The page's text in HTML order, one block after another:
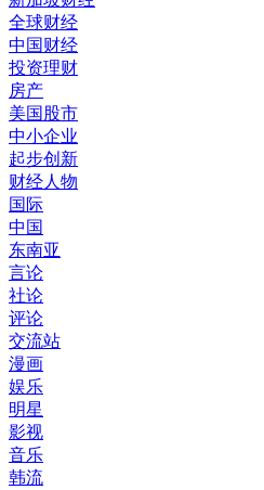
全球财经
中国财经
投资理财
房产
美国股市
中小企业
起步创新
财经人物
国际
中国
东南亚
言论
社论
评论
交流站
漫画
娱乐
明星
影视
音乐
韩流